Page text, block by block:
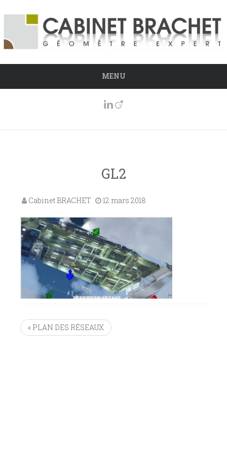
MENU
GL2
Cabinet BRACHET 12 mars 2018
« PLAN DES RÉSEAUX